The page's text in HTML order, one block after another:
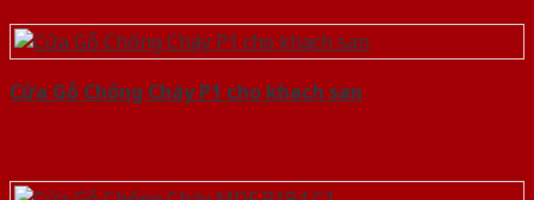
Cửa Gỗ Chống Cháy P1 cho khach san